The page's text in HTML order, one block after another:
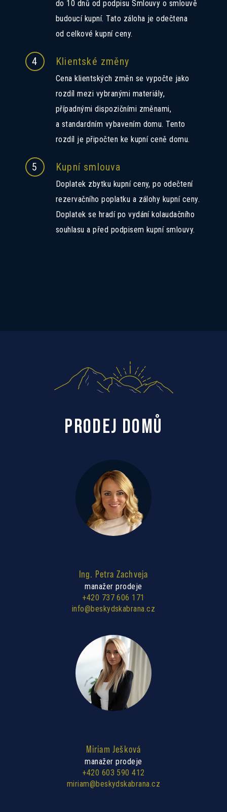
do 10 dnů od podpisu Smlouvy o smlouvě
budoucí kupní. Tato záloha je odečtena
od celkové kupní ceny.
4 Klientské změny
Cena klientských změn se vypočte jako
rozdíl mezi vybranými materiály,
případnými dispozičními změnami,
a standardním vybavením domu. Tento
rozdíl je připočten ke kupní ceně domu.
5 Kupní smlouva
Doplatek zbytku kupní ceny, po odečtení
rezervačního poplatku a zálohy kupní ceny.
Doplatek se hradí po vydání kolaudačního
souhlasu a před podpisem kupní smlouvy.
PRODEJ DOMŮ
Ing. Petra Zachveja
manažer prodeje
+420 737 606 171
info@beskydskabrana.cz
Miriam Ješková
manažer prodeje
+420 603 590 412
miriam@beskydskabrana.cz